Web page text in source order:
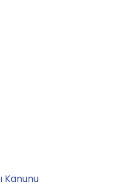
Kanunu